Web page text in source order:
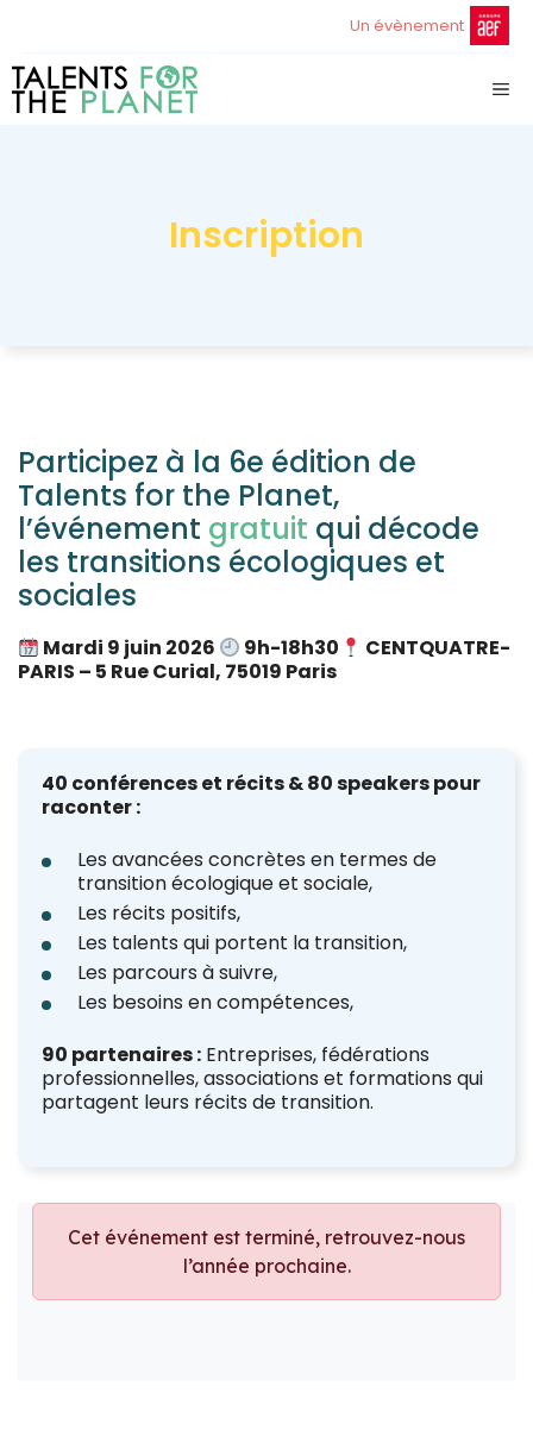
Un évènement
Inscription
Participez à la 6e édition de
Talents for the Planet,
l’événement gratuit qui décode
les transitions écologiques et
sociales
Mardi 9 juin 2026 9h-18h30
CENTQUATRE-
PARIS – 5 Rue Curial, 75019 Paris
40 conférences et récits & 80 speakers pour
raconter :
Les avancées concrètes en termes de
transition écologique et sociale,
Les récits positifs,
Les talents qui portent la transition,
Les parcours à suivre,
Les besoins en compétences,
90 partenaires : Entreprises, fédérations
professionnelles, associations et formations qui
partagent leurs récits de transition.